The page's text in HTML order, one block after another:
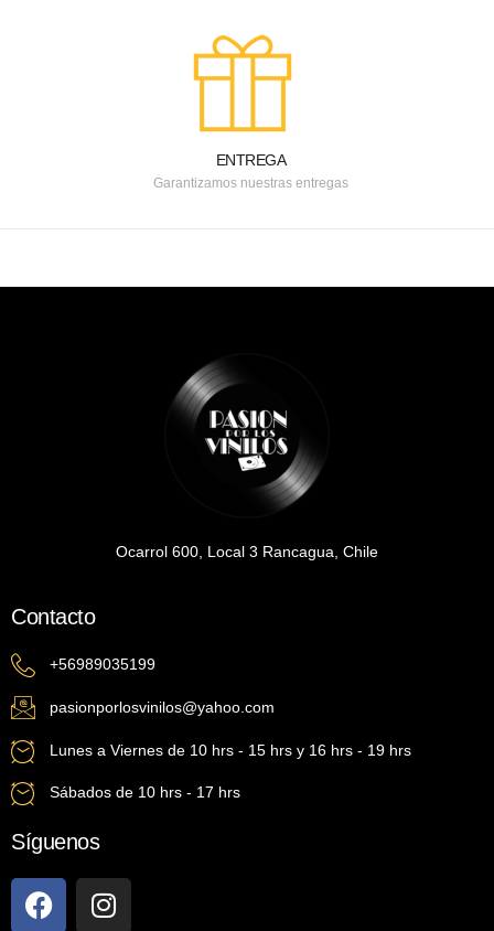
ENTREGA
Garantizamos nuestras entregas
Ocarrol 600, Local 3 Rancagua, Chile
Contacto
+56989035199
pasionporlosvinilos@yahoo.com
Lunes a Viernes de 10 hrs - 15 hrs y 16 hrs - 19 hrs
Sábados de 10 hrs - 17 hrs
Síguenos